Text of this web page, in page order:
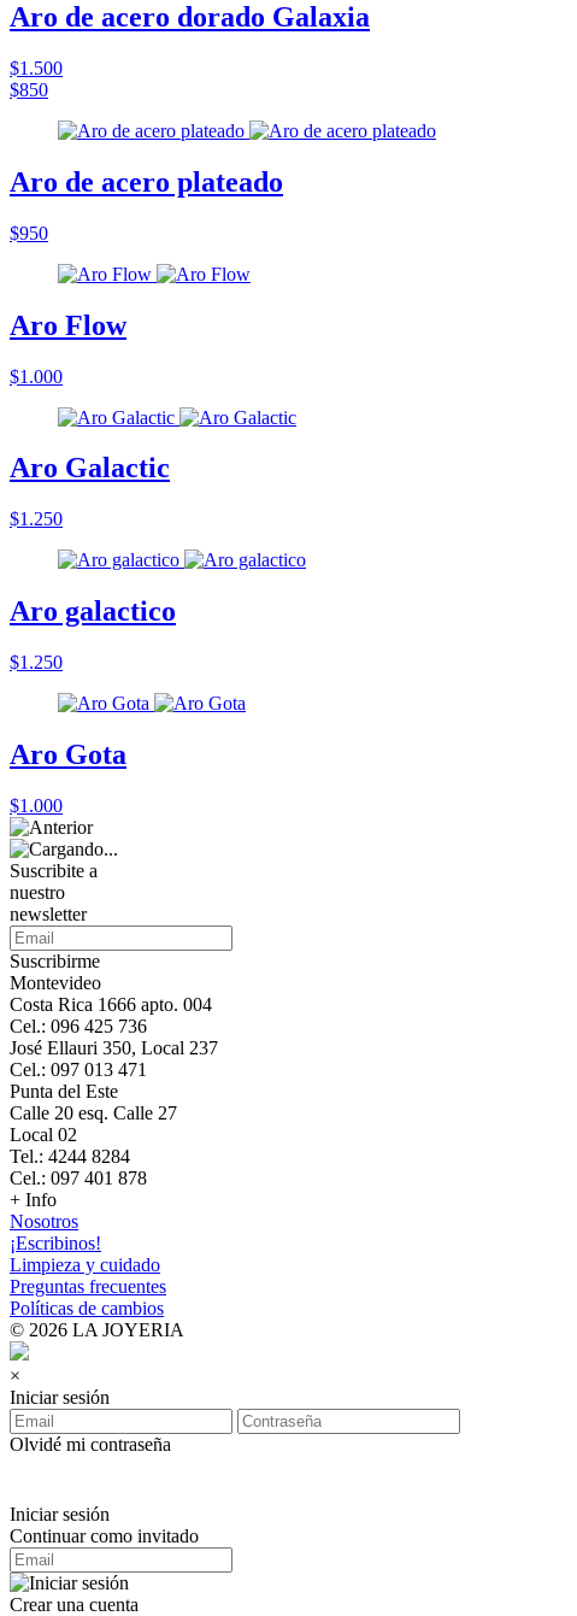
Aro de acero dorado Galaxia
$1.500
$850
Aro de acero plateado
$950
Aro Flow
$1.000
Aro Galactic
$1.250
Aro galactico
$1.250
Aro Gota
$1.000
Suscribite a
nuestro
newsletter
Suscribirme
Montevideo
Costa Rica 1666 apto. 004
Cel.: 096 425 736
José Ellauri 350, Local 237
Cel.: 097 013 471
Punta del Este
Calle 20 esq. Calle 27
Local 02
Tel.: 4244 8284
Cel.: 097 401 878
+ Info
Nosotros
¡Escribinos!
Limpieza y cuidado
Preguntas frecuentes
Políticas de cambios
© 2026 LA JOYERIA
×
Iniciar sesión
Olvidé mi contraseña
Iniciar sesión
Continuar como invitado
Crear una cuenta